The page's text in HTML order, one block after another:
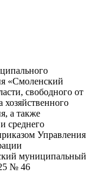
«Смоленский
свободного от
хозяйственного
а также
среднего
Управления
муниципальный
№ 46